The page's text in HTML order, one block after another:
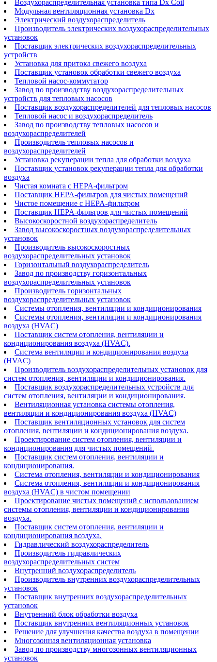
Воздухораспределительная установка типа Dx Coil
Модульная вентиляционная установка Dx
Электрический воздухораспределитель
Производитель электрических воздухораспределительных
установок
Поставщик электрических воздухораспределительных
устройств
Установка для притока свежего воздуха
Поставщик установок обработки свежего воздуха
Тепловой насос-коммутатор
Завод по производству воздухораспределительных
устройств для тепловых насосов
Поставщик воздухораспределителей для тепловых насосов
Тепловой насос и воздухораспределитель
Завод по производству тепловых насосов и
воздухораспределителей
Производитель тепловых насосов и
воздухораспределителей
Установка рекуперации тепла для обработки воздуха
Поставщик установок рекуперации тепла для обработки
воздуха
Чистая комната с HEPA-фильтром
Поставщик HEPA-фильтров для чистых помещений
Чистое помещение с HEPA-фильтром
Поставщик HEPA-фильтров для чистых помещений
Высокоскоростной воздухораспределитель
Завод высокоскоростных воздухораспределительных
установок
Производитель высокоскоростных
воздухораспределительных установок
Горизонтальный воздухораспределитель
Завод по производству горизонтальных
воздухораспределительных установок
Производитель горизонтальных
воздухораспределительных установок
Системы отопления, вентиляции и кондиционирования
Системы отопления, вентиляции и кондиционирования
воздуха (HVAC)
Поставщик систем отопления, вентиляции и
кондиционирования воздуха (HVAC).
Система вентиляции и кондиционирования воздуха
(HVAC)
Производитель воздухораспределительных установок для
систем отопления, вентиляции и кондиционирования.
Поставщик воздухораспределительных устройств для
систем отопления, вентиляции и кондиционирования.
Вентиляционная установка системы отопления,
вентиляции и кондиционирования воздуха (HVAC)
Поставщик вентиляционных установок для систем
отопления, вентиляции и кондиционирования воздуха.
Проектирование систем отопления, вентиляции и
кондиционирования для чистых помещений.
Поставщик систем отопления, вентиляции и
кондиционирования.
Система отопления, вентиляции и кондиционирования
Система отопления, вентиляции и кондиционирования
воздуха (HVAC) в чистом помещении
Проектирование чистых помещений с использованием
системы отопления, вентиляции и кондиционирования
воздуха.
Поставщик систем отопления, вентиляции и
кондиционирования воздуха.
Гидравлический воздухораспределитель
Производитель гидравлических
воздухораспределительных систем
Внутренний воздухораспределитель
Производитель внутренних воздухораспределительных
установок
Поставщик внутренних воздухораспределительных
установок
Внутренний блок обработки воздуха
Поставщик внутренних вентиляционных установок
Решение для улучшения качества воздуха в помещении
Многозонная вентиляционная установка
Завод по производству многозонных вентиляционных
установок